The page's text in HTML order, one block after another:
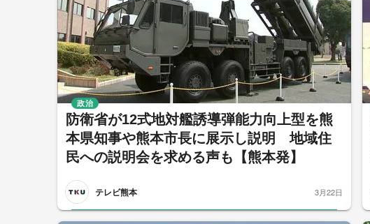
防衛省が12式地対艦誘導弾能力向上型を熊
本県知事や熊本市長に展示し説明 地域住
民への説明会を求める声も【熊本発】
テレビ熊本
政治
3月22日